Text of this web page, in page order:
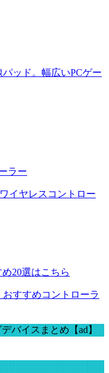
ッド。幅広いPCゲー
ラー
イヤレスコントロー
20選はこちら
すすめコントローラ
バイスまとめ【ad】